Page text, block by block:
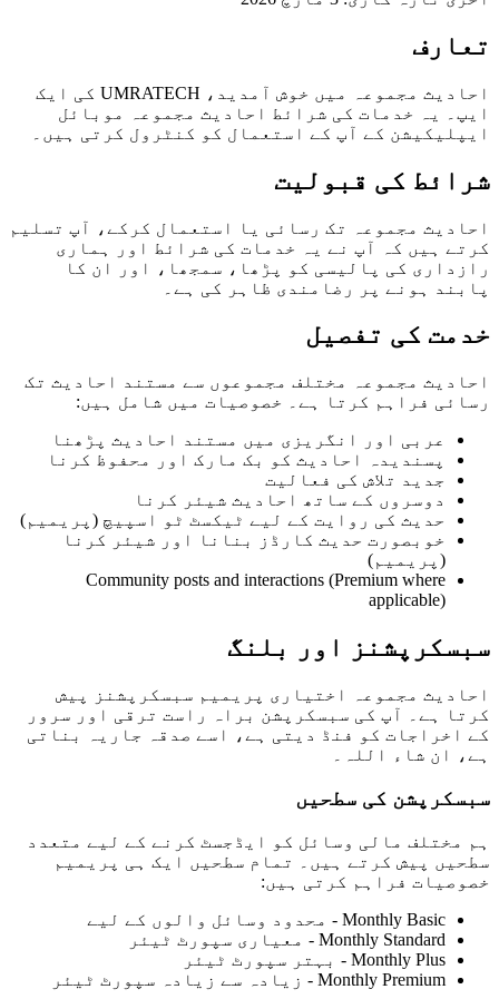
تعارف
احادیث مجموعہ میں خوش آمدید، UMRATECH کی ایک
ایپ۔ یہ خدمات کی شرائط احادیث مجموعہ موبائل
ایپلیکیشن کے آپ کے استعمال کو کنٹرول کرتی ہیں۔
شرائط کی قبولیت
احادیث مجموعہ تک رسائی یا استعمال کرکے، آپ تسلیم
کرتے ہیں کہ آپ نے یہ خدمات کی شرائط اور ہماری
رازداری کی پالیسی کو پڑھا، سمجھا، اور ان کا
پابند ہونے پر رضامندی ظاہر کی ہے۔
خدمت کی تفصیل
احادیث مجموعہ مختلف مجموعوں سے مستند احادیث تک
رسائی فراہم کرتا ہے۔ خصوصیات میں شامل ہیں:
عربی اور انگریزی میں مستند احادیث پڑھنا
پسندیدہ احادیث کو بک مارک اور محفوظ کرنا
جدید تلاش کی فعالیت
دوسروں کے ساتھ احادیث شیئر کرنا
حدیث کی روایت کے لیے ٹیکسٹ ٹو اسپیچ (پریمیم)
خوبصورت حدیث کارڈز بنانا اور شیئر کرنا
(پریمیم)
Community posts and interactions (Premium where
applicable)
سبسکرپشنز اور بلنگ
احادیث مجموعہ اختیاری پریمیم سبسکرپشنز پیش
کرتا ہے۔ آپ کی سبسکرپشن براہ راست ترقی اور سرور
کے اخراجات کو فنڈ دیتی ہے، اسے صدقہ جاریہ بناتی
ہے، ان شاء اللہ۔
سبسکرپشن کی سطحیں
ہم مختلف مالی وسائل کو ایڈجسٹ کرنے کے لیے متعدد
سطحیں پیش کرتے ہیں۔ تمام سطحیں ایک ہی پریمیم
خصوصیات فراہم کرتی ہیں:
Monthly Basic -
محدود وسائل والوں کے لیے
Monthly Standard -
معیاری سپورٹ ٹیئر
Monthly Plus -
بہتر سپورٹ ٹیئر
Monthly Premium -
زیادہ سے زیادہ سپورٹ ٹیئر